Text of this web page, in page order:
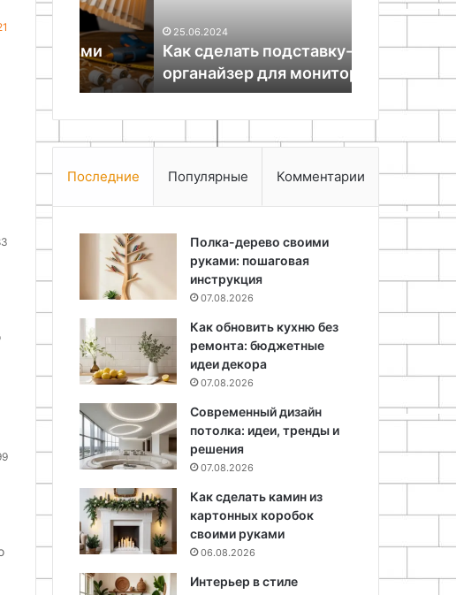
25.06.2024
Как сделать подставку-
органайзер для монитора
Поделки
Последние Популярные Комментарии
Полка-дерево своими
руками: пошаговая
инструкция
07.08.2026
Как обновить кухню без
ремонта: бюджетные
идеи декора
07.08.2026
Современный дизайн
потолка: идеи, тренды и
решения
07.08.2026
Как сделать камин из
картонных коробок
своими руками
06.08.2026
Интерьер в стиле